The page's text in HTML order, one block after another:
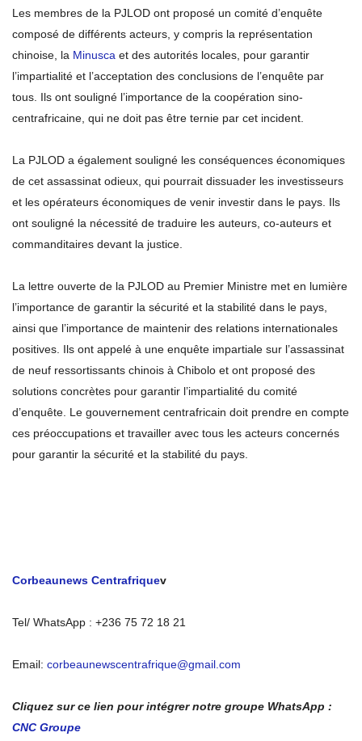
Les membres de la PJLOD ont proposé un comité d’enquête
composé de différents acteurs, y compris la représentation
chinoise, la Minusca et des autorités locales, pour garantir
l’impartialité et l’acceptation des conclusions de l’enquête par
tous. Ils ont souligné l’importance de la coopération sino-
centrafricaine, qui ne doit pas être ternie par cet incident.
La PJLOD a également souligné les conséquences économiques
de cet assassinat odieux, qui pourrait dissuader les investisseurs
et les opérateurs économiques de venir investir dans le pays. Ils
ont souligné la nécessité de traduire les auteurs, co-auteurs et
commanditaires devant la justice.
La lettre ouverte de la PJLOD au Premier Ministre met en lumière
l’importance de garantir la sécurité et la stabilité dans le pays,
ainsi que l’importance de maintenir des relations internationales
positives. Ils ont appelé à une enquête impartiale sur l’assassinat
de neuf ressortissants chinois à Chibolo et ont proposé des
solutions concrètes pour garantir l’impartialité du comité
d’enquête. Le gouvernement centrafricain doit prendre en compte
ces préoccupations et travailler avec tous les acteurs concernés
pour garantir la sécurité et la stabilité du pays.
Corbeaunews Centrafriquev
Tel/ WhatsApp : +236 75 72 18 21
Email: corbeaunewscentrafrique@gmail.com
Cliquez sur ce lien pour intégrer notre groupe WhatsApp :
CNC Groupe